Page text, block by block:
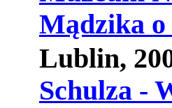
Mądzika
Lublin,
Schulza -